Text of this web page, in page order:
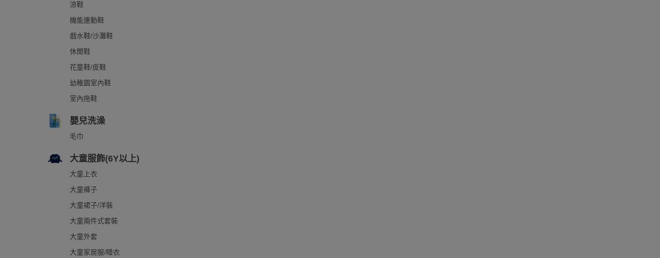
涼鞋
機能運動鞋
戲水鞋/沙灘鞋
休閒鞋
花童鞋/皮鞋
幼稚園室內鞋
室內拖鞋
嬰兒洗澡
毛巾
大童服飾(6Y以上)
大童上衣
大童褲子
大童裙子/洋裝
大童兩件式套裝
大童外套
大童家居服/睡衣